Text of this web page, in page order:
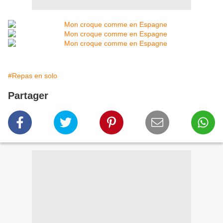
#Repas en solo
Partager